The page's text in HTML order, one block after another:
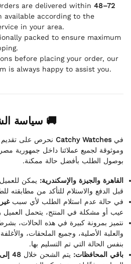
are delivered within 48–72
available according to the
in your area.
packed to ensure maximum
before placing your order, our
is always happy to assist you.
🚚 سياسة
فيCatchy Watches نحرص على
وموثوقة لجميع عملائنا داخل جمهورية مصر
بوصول الطلب بأفضل حالة ممكنة.
القاهرة والجيزة والإسكندرية: يمكن للعميل
قبل الدفع والاستلام للتأكد من مطابقته
في حالة عدم استلام الطلب لأي سبب
عيب أو مشكلة في المنتج، يتحمل
نتميز بمرونة كبيرة في هذه الحالات،
والعلبة الأصلية، وجميع الملحقات،
بنفس الحالة التي تم التسليم بها.
باقي المحافظات: يتم الشحن خلال 48 إلى 72 ساعة